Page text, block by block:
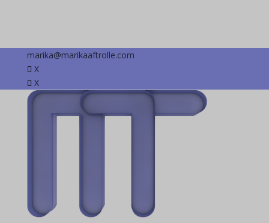
marika@marikaaftrolle.com
X
X